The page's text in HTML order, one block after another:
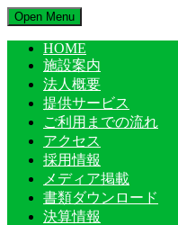
Open Menu
HOME
施設案内
法人概要
提供サービス
ご利用までの流れ
アクセス
採用情報
メディア掲載
書類ダウンロード
決算情報